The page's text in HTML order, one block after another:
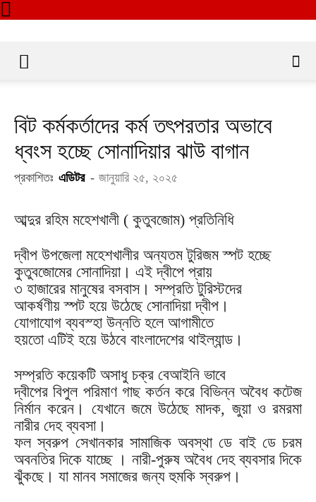
বিট কর্মকর্তাদের কর্ম তৎপরতার অভাবে
ধ্বংস হচ্ছে সোনাদিয়ার ঝাউ বাগান
প্রকাশিতঃ এডিটর - জানুয়ারি ২৫, ২০২৫
আব্দুর রহিম মহেশখালী ( কুতুবজোম) প্রতিনিধি
দ্বীপ উপজেলা মহেশখালীর অন্যতম টুরিজম স্পট হচ্ছে
কুতুবজোমের সোনাদিয়া। এই দ্বীপে প্রায়
৩ হাজারের মানুষের বসবাস। সম্প্রতি টুরিস্টদের
আকর্ষণীয় স্পট হয়ে উঠেছে সোনাদিয়া দ্বীপ।
যোগাযোগ ব্যবস্হা উন্নতি হলে আগামীতে
হয়তো এটিই হয়ে উঠবে বাংলাদেশের থাইল্যান্ড।
সম্প্রতি কয়েকটি অসাধু চক্র বেআইনি ভাবে
দ্বীপের বিপুল পরিমাণ গাছ কর্তন করে বিভিন্ন অবৈধ কটেজ
নির্মান করেন। যেখানে জমে উঠেছে মাদক, জুয়া ও রমরমা
নারীর দেহ ব্যবসা।
ফল স্বরুপ সেখানকার সামাজিক অবস্থা ডে বাই ডে চরম
অবনতির দিকে যাচ্ছে । নারী-পুরুষ অবৈধ দেহ ব্যবসার দিকে
ঝুঁকছে। যা মানব সমাজের জন্য হুমকি স্বরুপ।